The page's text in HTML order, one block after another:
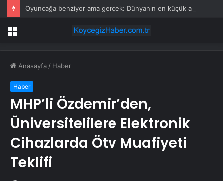
Menü
Anasayfa / Haber
Haber
MHP’li Özdemir’den,
Üniversitelilere Elektronik
Cihazlarda Ötv Muafiyeti
Teklifi